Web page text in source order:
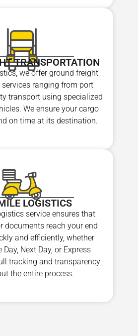
TRANSPORTATION
we offer ground freight
ranging from port
transport using specialized
We ensure your cargo
on time at its destination.
LOGISTICS
service ensures that
documents reach your end
and efficiently, whether
Next Day, or Express
tracking and transparency
the entire process.